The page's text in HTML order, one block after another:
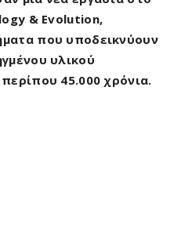
& Evolution,
που υποδεικνύουν
υλικού
45.000 χρόνια.